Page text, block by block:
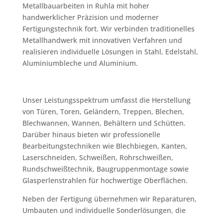
Metallbauarbeiten in Ruhla mit hoher
handwerklicher Präzision und moderner
Fertigungstechnik fort. Wir verbinden traditionelles
Metallhandwerk mit innovativen Verfahren und
realisieren individuelle Lösungen in Stahl, Edelstahl,
Aluminiumbleche und Aluminium.
Unser Leistungsspektrum umfasst die Herstellung
von Türen, Toren, Geländern, Treppen, Blechen,
Blechwannen, Wannen, Behältern und Schütten.
Darüber hinaus bieten wir professionelle
Bearbeitungstechniken wie Blechbiegen, Kanten,
Laserschneiden, Schweißen, Rohrschweißen,
Rundschweißtechnik, Baugruppenmontage sowie
Glasperlenstrahlen für hochwertige Oberflächen.
Neben der Fertigung übernehmen wir Reparaturen,
Umbauten und individuelle Sonderlösungen, die